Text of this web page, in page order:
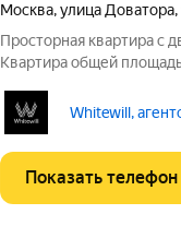
Москва,улица Доватора,
Просторная квартира c
Квартира общей
планировка включает
прихожую.
Whitewill,
Показать телефон